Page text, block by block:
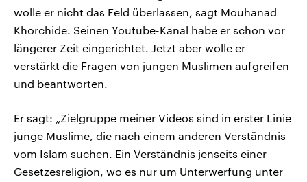
wolle er nicht das Feld überlassen, sagt Mouhanad
Khorchide. Seinen Youtube-Kanal habe er schon vor
längerer Zeit eingerichtet. Jetzt aber wolle er
verstärkt die Fragen von jungen Muslimen aufgreifen
und beantworten.
Er sagt: „Zielgruppe meiner Videos sind in erster Linie
junge Muslime, die nach einem anderen Verständnis
vom Islam suchen. Ein Verständnis jenseits einer
Gesetzesreligion, wo es nur um Unterwerfung unter